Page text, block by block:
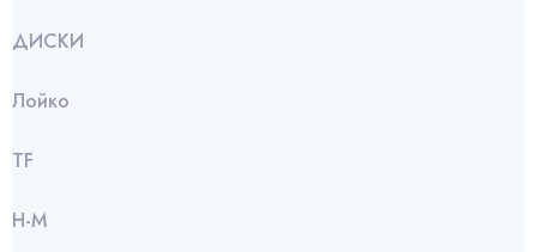
ДИСКИ
Лойко
TF
Н-М